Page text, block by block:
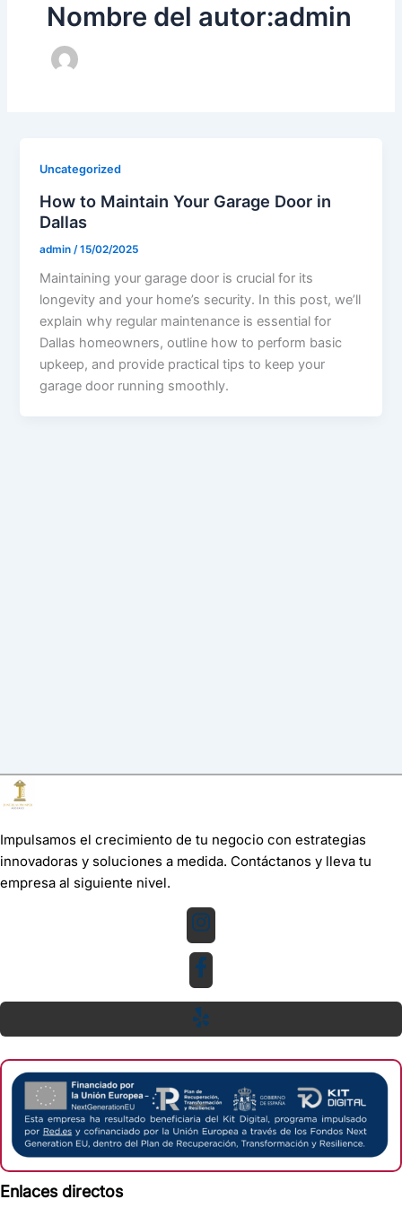
Nombre del autor:admin
Uncategorized
How to Maintain Your Garage Door in
Dallas
admin /15/02/2025
Maintaining your garage door is crucial for its
longevity and your home’s security. In this post, we’ll
explain why regular maintenance is essential for
Dallas homeowners, outline how to perform basic
upkeep, and provide practical tips to keep your
garage door running smoothly.
Impulsamos el crecimiento de tu negocio con estrategias
innovadoras y soluciones a medida. Contáctanos y lleva tu
empresa al siguiente nivel.
Enlaces directos